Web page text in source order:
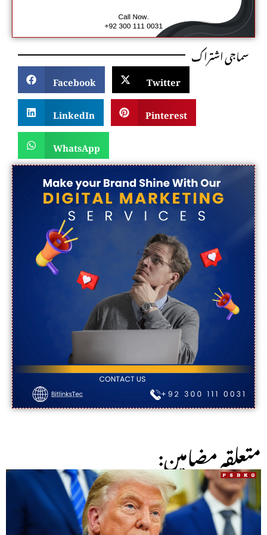
سماجی اشتراک
Facebook
Twitter
LinkedIn
Pinterest
WhatsApp
:متعلقہ مضامین